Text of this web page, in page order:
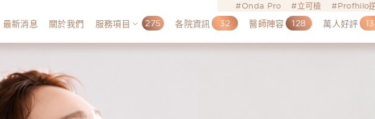
Onda Pro 立可檢 Profhilo
最新消息 關於我們 服務項目 275 各院資訊 32 醫師陣容 128 萬人好評